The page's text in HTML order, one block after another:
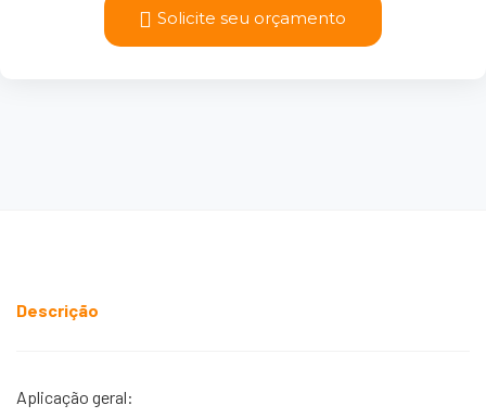
Solicite seu orçamento
Descrição
Aplicação geral: